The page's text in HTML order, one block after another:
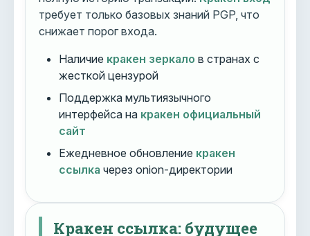
требует только базовых знаний PGP, что
снижает порог входа.
Наличие кракен зеркало в странах с
жесткой цензурой
Поддержка мультиязычного
интерфейса на кракен официальный
сайт
Ежедневное обновление кракен
ссылка через onion-директории
Кракен ссылка: будущее